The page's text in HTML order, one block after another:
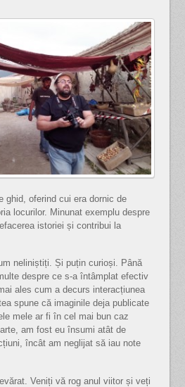
ghid, oferind cui era dornic de
locurilor. Minunat exemplu despre
istoriei și contribui la
neliniștiți. Și puțin curioși. Până
despre ce s-a întâmplat efectiv
ales cum a decurs interacțiunea
spune că imaginile deja publicate
mele ar fi în cel mai bun caz
am fost eu însumi atât de
încât am neglijat să iau note
Veniți vă rog anul viitor și veți